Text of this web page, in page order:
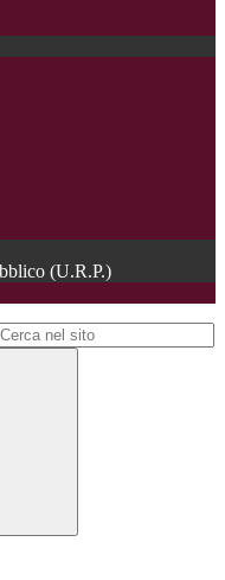
(U.R.P.)